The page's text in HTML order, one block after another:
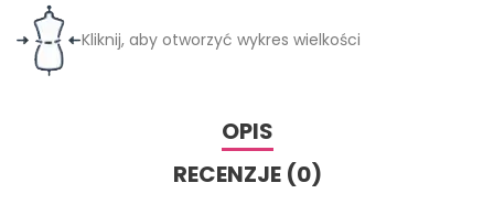
Kliknij, aby otworzyć wykres wielkości
OPIS
RECENZJE (0)